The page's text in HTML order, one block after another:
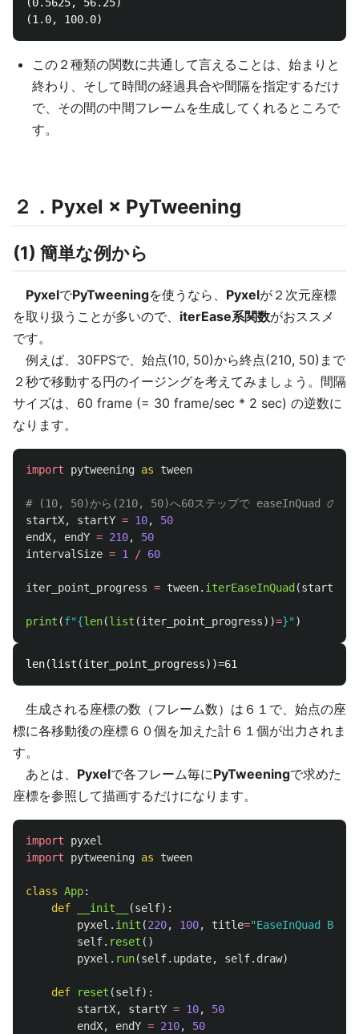
(0.5625, 56.25)
この２種類の関数に共通して言えることは、始まりと
終わり、そして時間の経過具合や間隔を指定するだけ
で、その間の中間フレームを生成してくれるところで
す。
２．Pyxel × PyTweening
(1) 簡単な例から
PyxelでPyTweeningを使うなら、 Pyxelが２次元座標
を取り扱うことが多いので、 iterEase系関数がおススメ
です。
例えば、30FPSで、始点(10, 50)から終点(210, 50)まで
２秒で移動する円のイージングを考えてみましょう。間隔
サイズは、60 frame (= 30 frame/sec * 2 sec) の逆数に
なります。
import pytweening as tween
startX, startY = 10,
50
endX, endY = 210,
50
intervalSize = 1 / 60
iter_point_progress = tween. iterEaseInQuad (startX
print (f"{len(list (iter_point_progress))=}" )
生成される座標の数（フレーム数）は６１で、始点の座
標に各移動後の座標６０個を加えた計６１個が出力されま
す。
あとは、 Pyxelで各フレーム毎にPyTweeningで求めた
座標を参照して描画するだけになります。
import
pyxel
import
pytweening as tween
class App:
def
__init__ (self):
pyxel . init (220, 100, title="EaseInQuad
self. reset ()
pyxel . run(self. update, self. draw)
def reset (self):
startX, startY = 10,
50
endX, endY = 210,
50